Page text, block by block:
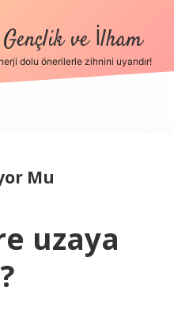
Gençlik ve İlham
dolu önerilerle zihnini uyandır!
Mu
uzaya